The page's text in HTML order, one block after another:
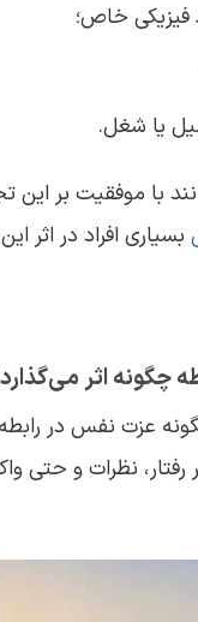
فیزیکی خاص؛
یا شغل.
با موفقیت بر این
بسیاری افراد در اثر
چگونه اثر
عزت نفس در
نظرات و حتی